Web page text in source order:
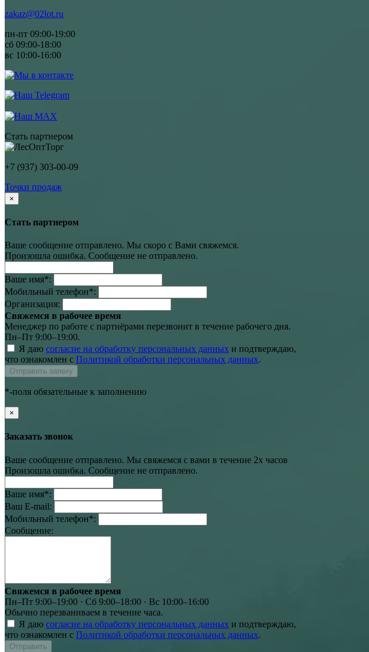
zakaz@02lot.ru
пн-пт 09:00-19:00
сб 09:00-18:00
вс 10:00-16:00
Стать партнером
+7 (937) 303-00-09
Точки продаж
×
Стать партнером
Ваше сообщение отправлено. Мы скоро с Вами свяжемся.
Произошла ошибка. Сообщение не отправлено.
Ваше имя*:
Мобильный телефон*:
Организация:
Свяжемся в рабочее время
Менеджер по работе с партнёрами перезвонит в течение рабочего дня.
Пн–Пт 9:00–19:00.
Я даю согласие на обработку персональных данных и подтверждаю,
что ознакомлен с Политикой обработки персональных данных.
Отправить заявку
*-поля обязательные к заполнению
×
Заказать звонок
Ваше сообщение отправлено. Мы свяжемся с вами в течение 2х часов
Произошла ошибка. Сообщение не отправлено.
Ваше имя*:
Ваш E-mail:
Мобильный телефон*:
Сообщение:
Свяжемся в рабочее время
Пн–Пт 9:00–19:00 · Сб 9:00–18:00 · Вс 10:00–16:00
Обычно перезваниваем в течение часа.
Я даю согласие на обработку персональных данных и подтверждаю,
что ознакомлен с Политикой обработки персональных данных.
Отправить